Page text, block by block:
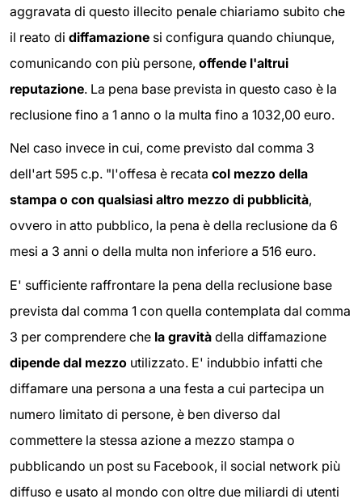
aggravata di questo illecito penale chiariamo subito che
il reato di diffamazione si configura quando chiunque,
comunicando con più persone, offende l'altrui
reputazione. La pena base prevista in questo caso è la
reclusione fino a 1 anno o la multa fino a 1032,00 euro.
Nel caso invece in cui, come previsto dal comma 3
dell'art 595 c.p. "l'offesa è recata col mezzo della
stampa o con qualsiasi altro mezzo di pubblicità,
ovvero in atto pubblico, la pena è della reclusione da 6
mesi a 3 anni o della multa non inferiore a 516 euro.
E' sufficiente raffrontare la pena della reclusione base
prevista dal comma 1 con quella contemplata dal comma
3 per comprendere che la gravità della diffamazione
dipende dal mezzo utilizzato. E' indubbio infatti che
diffamare una persona a una festa a cui partecipa un
numero limitato di persone, è ben diverso dal
commettere la stessa azione a mezzo stampa o
pubblicando un post su Facebook, il social network più
diffuso e usato al mondo con oltre due miliardi di utenti